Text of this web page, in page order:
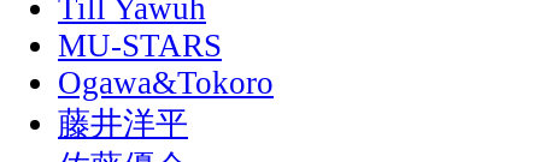
Till Yawuh
MU-STARS
Ogawa&Tokoro
藤井洋平